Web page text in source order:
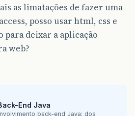
as limatações de fazer uma
posso usar html, css e
para deixar a aplicação
web?
End Java
back-end Java: dos